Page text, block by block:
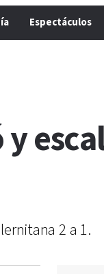
Espectáculos
2 a 1.